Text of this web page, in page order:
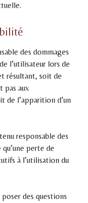
des dommages
l’utilisateur lors de
résultant, soit de
pas aux
de l’apparition d’un
responsable des
perte de
à l’utilisation du
des questions